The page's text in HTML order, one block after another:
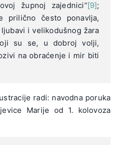
župnoj zajednici“[9];
prilično često ponavlja,
i velikodušnog žara
su se, u dobroj volji,
na obraćenje i mir biti
radi: navodna poruka
Marije od 1. kolovoza